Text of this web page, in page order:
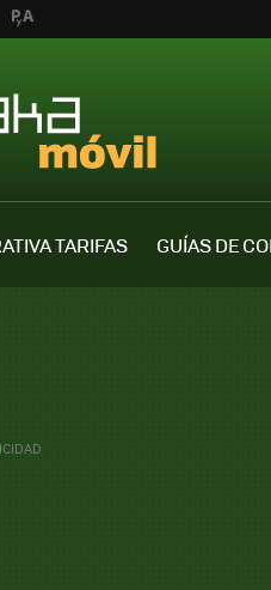
TARIFAS
GUÍAS DE